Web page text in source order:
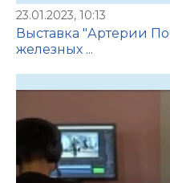
23.01.2023, 10:13
Выставка "Артерии
железных ...